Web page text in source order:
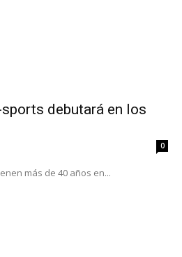
debutará en los
0
más de 40 años en...